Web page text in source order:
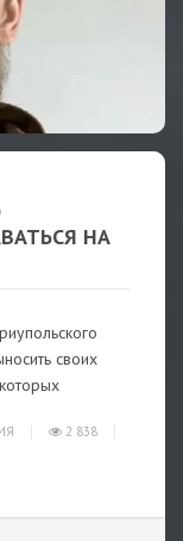
НА
своих
2 838